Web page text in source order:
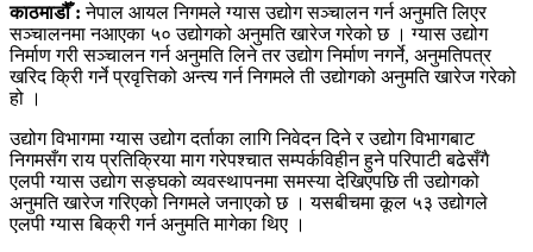
काठमाडौँ: नेपाल आयल निगमले ग्यास उद्योग सञ्चालन गर्न अनुमति लिएर
सञ्चालनमा नआएका ५० उद्योगको अनुमति खारेज गरेको छ । ग्यास उद्योग
निर्माण गरी सञ्चालन गर्न अनुमति लिने तर उद्योग निर्माण नगर्ने, अनुमतिपत्र
खरिद क्रिी गर्ने प्रवृत्तिको अन्त्य गर्न निगमले ती उद्योगको अनुमति खारेज गरेको
हो ।
उद्योग विभागमा ग्यास उद्योग दर्ताका लागि निवेदन दिने र उद्योग विभागबाट
निगमसँग राय प्रतिक्रिया माग गरेपश्चात सम्पर्कविहीन हुने परिपाटी बढेसँगै
एलपी ग्यास उद्योग सङ्घको व्यवस्थापनमा समस्या देखिएपछि ती उद्योगको
अनुमति खारेज गरिएको निगमले जनाएको छ । यसबीचमा कूल ५३ उद्योगले
एलपी ग्यास बिक्री गर्न अनुमति मागेका थिए ।